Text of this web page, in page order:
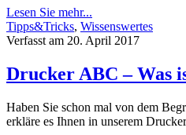
Lesen Sie mehr...
Tipps&Tricks, Wissenswertes
Verfasst am 20. April 2017
Drucker ABC – Was
Haben Sie schon mal von dem
erkläre es Ihnen in unserem